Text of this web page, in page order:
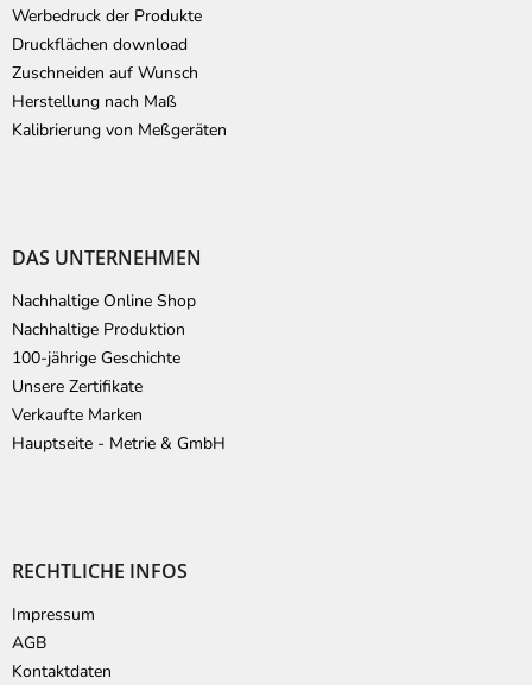
Werbedruck der Produkte
Druckflächen download
Zuschneiden auf Wunsch
Herstellung nach Maß
Kalibrierung von Meßgeräten
DAS UNTERNEHMEN
Nachhaltige Online Shop
Nachhaltige Produktion
100-jährige Geschichte
Unsere Zertifikate
Verkaufte Marken
Hauptseite - Metrie & GmbH
RECHTLICHE INFOS
Impressum
AGB
Kontaktdaten